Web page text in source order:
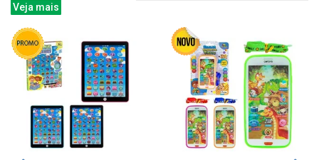
Veja mais